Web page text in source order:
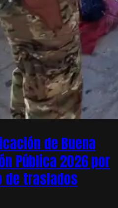
de Buena
Pública 2026 por
de traslados